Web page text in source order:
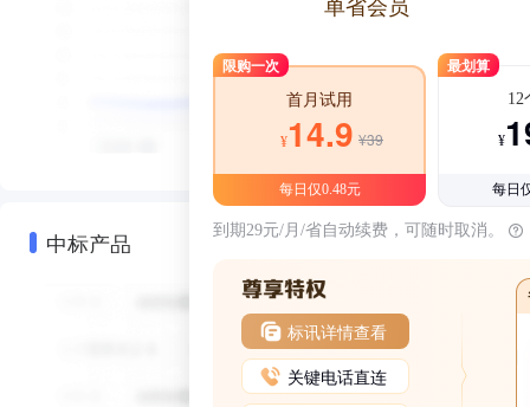
中标产品
限购一次
首月试用
¥14.9 ¥39
每日仅0.48元
最划算
12
¥
每日
到期29元/月/省自动续费，可随时取消。
标讯详情查看
关键电话直连